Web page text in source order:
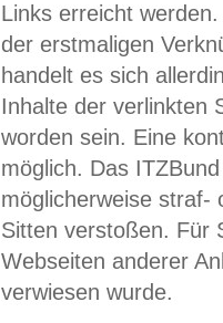
Links erreicht
der erstmaligen
handelt es sich
Inhalte der verlinkten
worden sein. Eine
möglich. Das
möglicherweise straf-
Sitten verstoßen. Für
Webseiten anderer
verwiesen wurde.